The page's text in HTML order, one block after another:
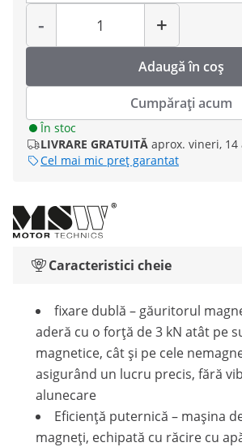
-
Cantitate
+
Adaugă în coș
Cumpărați acum
În stoc
LIVRARE GRATUITĂ aprox. vineri, 14
Cel mai mic preț garantat
Caracteristici cheie
fixare dublă – găuritorul
aderă cu o forță de 3 kN atât pe
magnetice, cât și pe cele
asigurând un lucru precis, fără
alunecare
Eficiență puternică – mașina
magneți, echipată cu răcire cu